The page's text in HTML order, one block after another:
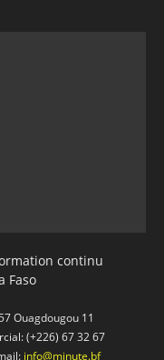
continu
Faso
Ouagdougou 11
(+226) 67 32 67
info@minute.bf